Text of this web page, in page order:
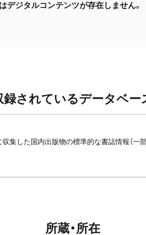
デジタルコンテンツが存在しません。
録されているデータベー
集した国内出版物の標準的な書誌情報（一
所蔵・所在